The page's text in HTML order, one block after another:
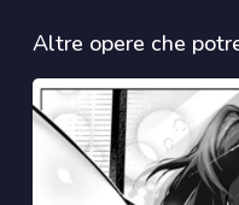
Altre opere che